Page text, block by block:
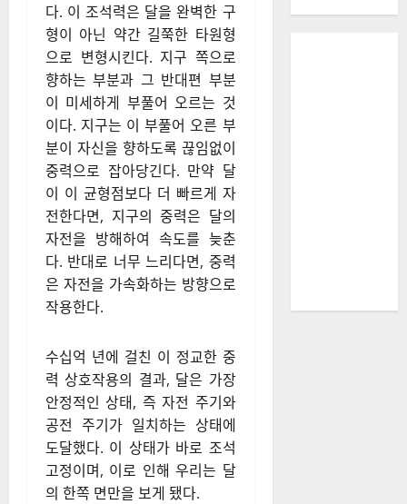
다. 이 조석력은 달을 완벽한 구
형이 아닌 약간 길쭉한 타원형
으로 변형시킨다. 지구 쪽으로
향하는 부분과 그 반대편 부분
이 미세하게 부풀어 오르는 것
이다. 지구는 이 부풀어 오른 부
분이 자신을 향하도록 끊임없이
중력으로 잡아당긴다. 만약 달
이 이 균형점보다 더 빠르게 자
전한다면, 지구의 중력은 달의
자전을 방해하여 속도를 늦춘
다. 반대로 너무 느리다면, 중력
은 자전을 가속화하는 방향으로
작용한다.
수십억 년에 걸친 이 정교한 중
력 상호작용의 결과, 달은 가장
안정적인 상태, 즉 자전 주기와
공전 주기가 일치하는 상태에
도달했다. 이 상태가 바로 조석
고정이며, 이로 인해 우리는 달
의 한쪽 면만을 보게 됐다.